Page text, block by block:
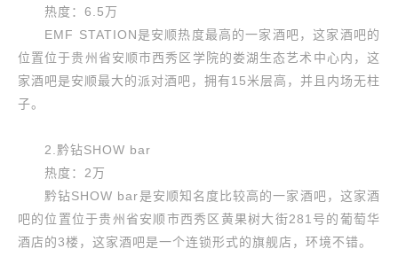
热度：6.5万
EMF STATION是安顺热度最高的一家酒吧，这家酒吧的
位置位于贵州省安顺市西秀区学院的娄湖生态艺术中心内，这
家酒吧是安顺最大的派对酒吧，拥有15米层高，并且内场无柱
子。
2.黔钻SHOW bar
热度：2万
黔钻SHOW bar是安顺知名度比较高的一家酒吧，这家酒
吧的位置位于贵州省安顺市西秀区黄果树大街281号的葡萄华
酒店的3楼，这家酒吧是一个连锁形式的旗舰店，环境不错。